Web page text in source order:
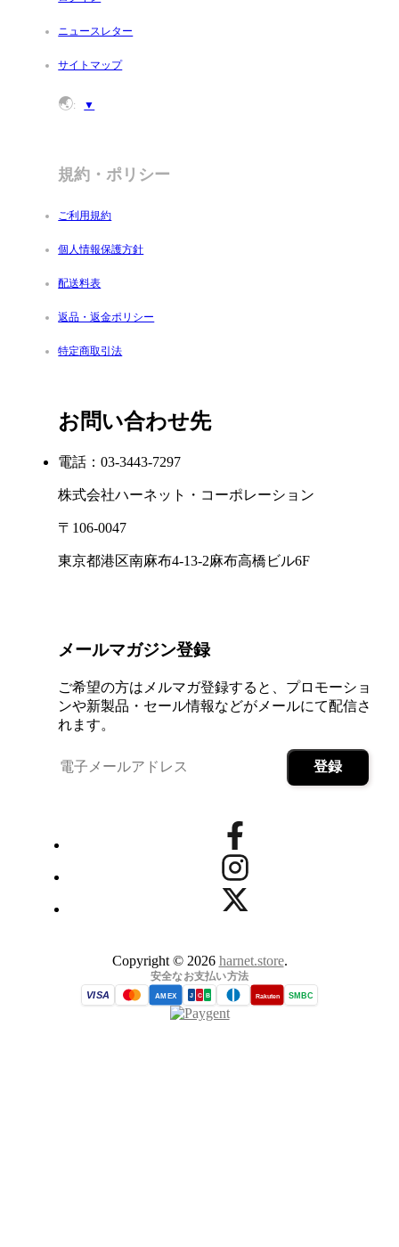
ニュースレター
サイトマップ
🌏: ▼
規約・ポリシー
ご利用規約
個人情報保護方針
配送料表
返品・返金ポリシー
特定商取引法
お問い合わせ先
電話：03-3443-7297
株式会社ハーネット・コーポレーション
〒106-0047
東京都港区南麻布4-13-2麻布高橋ビル6F
メールマガジン登録
ご希望の方はメルマガ登録すると、プロモーショ
ンや新製品・セール情報などがメールにて配信さ
れます。
Copyright © 2026 harnet.store.
安全なお支払い方法
VISA AMEX J C B Rakuten SMBC